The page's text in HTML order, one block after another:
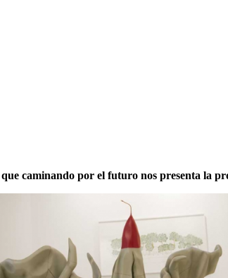
caminando por el futuro nos presenta la